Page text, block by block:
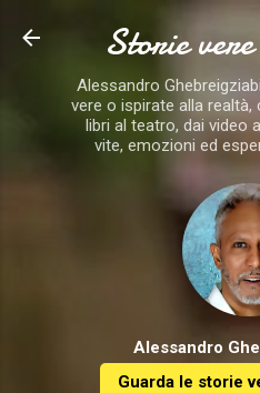
Storie
Alessandro
vere o ispirate alla realtà,
libri al teatro, dai video
vite, emozioni ed
Alessandro
Guarda le storie